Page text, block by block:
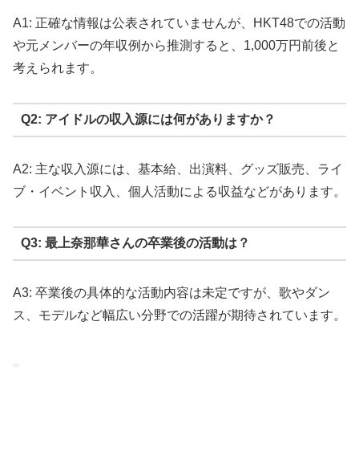
A1: 正確な情報は公表されていませんが、HKT48での活動
や元メンバーの年収例から推測すると、1,000万円前後と
考えられます。
Q2: アイドルの収入源には何がありますか？
A2: 主な収入源には、基本給、出演料、グッズ販売、ライ
ブ・イベント収入、個人活動による収益などがあります。
Q3: 最上奈那華さんの卒業後の活動は？
A3: 卒業後の具体的な活動内容は未定ですが、歌やダン
ス、モデルなど幅広い分野での活躍が期待されています。